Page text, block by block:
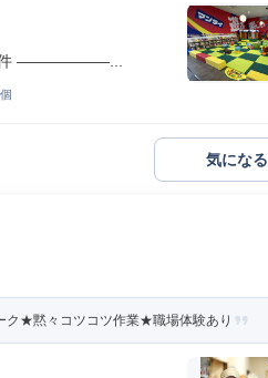
条件 ――――――...
気になる
★黙々コツコツ作業★職場体験あり